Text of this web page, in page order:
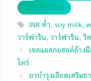
NUTRITION
Tags
INR ต่ำ, soy milk,
วาร์ฟาริน, วาร์ฟาริน, วิ
เจลแอลกอฮอล์ล้าง
ไหร่
ยาบำรุงเลือดเสริม